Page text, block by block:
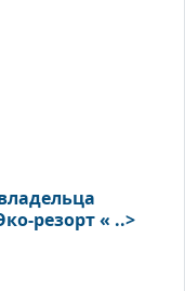
резорт « ..>